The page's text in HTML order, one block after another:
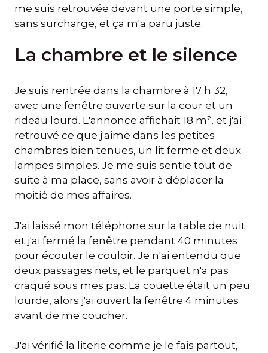
me suis retrouvée devant une porte simple,
sans surcharge, et ça m'a paru juste.
La chambre et le silence
Je suis rentrée dans la chambre à 17 h 32,
avec une fenêtre ouverte sur la cour et un
rideau lourd. L'annonce affichait 18 m², et j'ai
retrouvé ce que j'aime dans les petites
chambres bien tenues, un lit ferme et deux
lampes simples. Je me suis sentie tout de
suite à ma place, sans avoir à déplacer la
moitié de mes affaires.
J'ai laissé mon téléphone sur la table de nuit
et j'ai fermé la fenêtre pendant 40 minutes
pour écouter le couloir. Je n'ai entendu que
deux passages nets, et le parquet n'a pas
craqué sous mes pas. La couette était un peu
lourde, alors j'ai ouvert la fenêtre 4 minutes
avant de me coucher.
J'ai vérifié la literie comme je le fais partout,